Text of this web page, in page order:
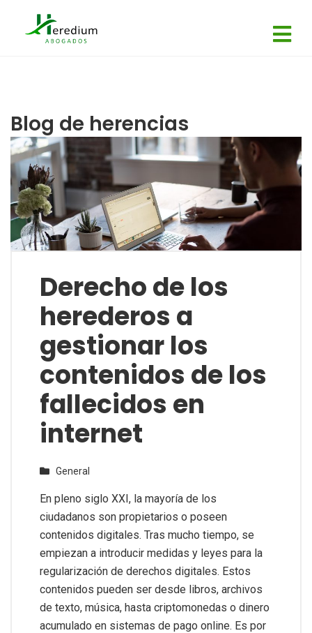
Blog de herencias
Derecho de los
herederos a
gestionar los
contenidos de los
fallecidos en
internet
General
En pleno siglo XXI, la mayoría de los
ciudadanos son propietarios o poseen
contenidos digitales. Tras mucho tiempo, se
empiezan a introducir medidas y leyes para la
regularización de derechos digitales. Estos
contenidos pueden ser desde libros, archivos
de texto, música, hasta criptomonedas o dinero
acumulado en sistemas de pago online. Es por